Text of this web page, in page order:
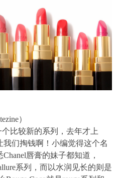
）
个比较新的系列，去年才上
们掏钱啊！小编觉得这个名
唇膏的妹子都知道，
系列，而以水润见长的则是